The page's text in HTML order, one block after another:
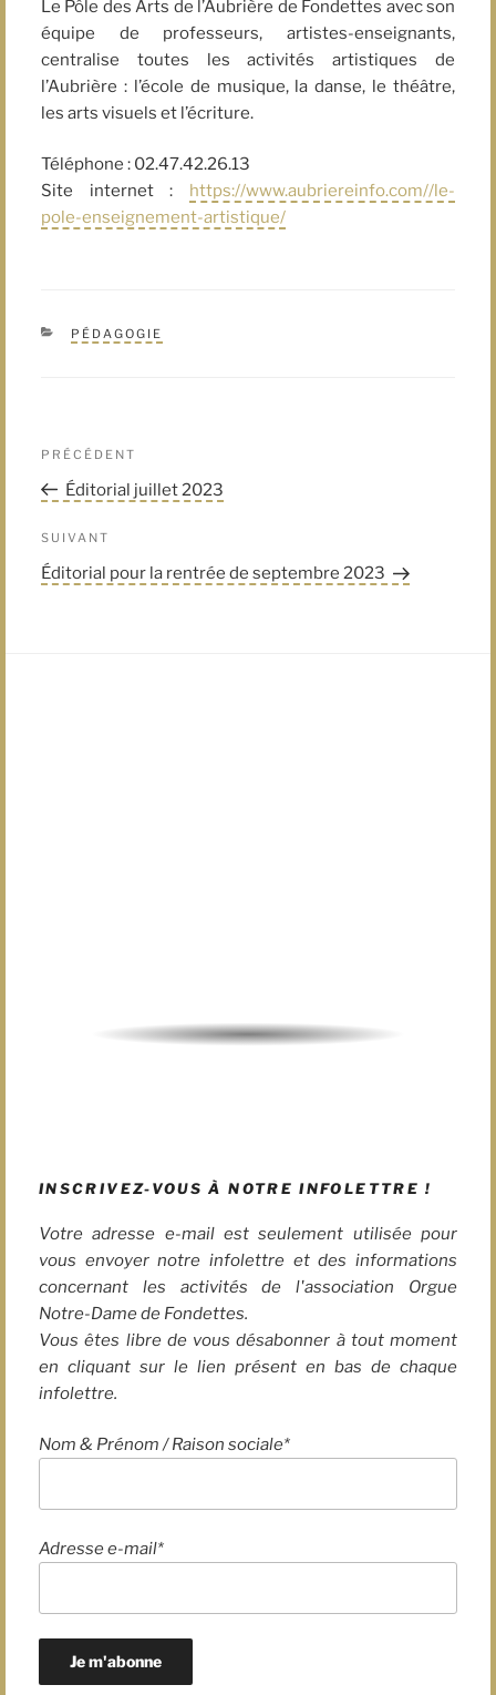
Le Pôle des Arts de l’Aubrière de Fondettes avec son
équipe de professeurs, artistes-enseignants,
centralise toutes les activités artistiques de
l’Aubrière : l’école de musique, la danse, le théâtre,
les arts visuels et l’écriture.
Téléphone : 02.47.42.26.13
Site internet : https://www.aubriereinfo.com//le-
pole-enseignement-artistique/
CATÉGORIES
PÉDAGOGIE
Navigation
l’article
Article
précédent
PRÉCÉDENT
Éditorial juillet 2023
Article
suivant
SUIVANT
Éditorial pour la rentrée de septembre 2023
INSCRIVEZ-VOUS À NOTRE INFOLETTRE !
Votre adresse e-mail est seulement utilisée pour
vous envoyer notre infolettre et des informations
concernant les activités de l'association Orgue
Notre-Dame de Fondettes.
Vous êtes libre de vous désabonner à tout moment
en cliquant sur le lien présent en bas de chaque
infolettre.
Nom & Prénom / Raison sociale*
Adresse e-mail*